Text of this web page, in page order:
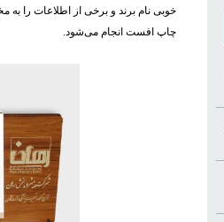
خوبی نام برند و برخی از اطلاعات را
چاپ افست انجام می‌شود.